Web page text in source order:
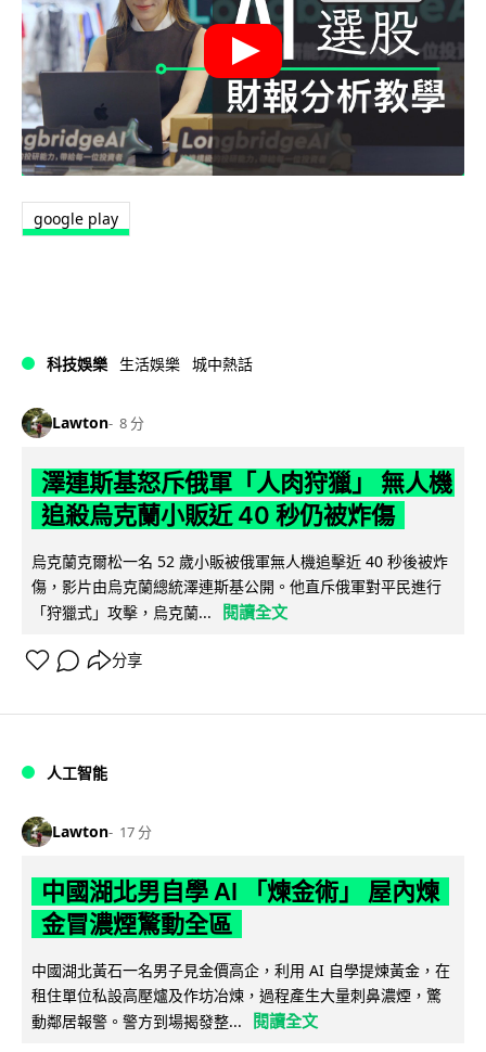
google play
科技娛樂 生活娛樂 城中熱話
Lawton 8 分
澤連斯基怒斥俄軍「人肉狩獵」 無人機
追殺烏克蘭小販近 40 秒仍被炸傷
烏克蘭克爾松一名 52 歲小販被俄軍無人機追擊近 40 秒後被炸
傷，影片由烏克蘭總統澤連斯基公開。他直斥俄軍對平民進行
「狩獵式」攻擊，烏克蘭...
閱讀全文
分享
人工智能
Lawton 17 分
中國湖北男自學 AI 「煉金術」 屋內煉
金冒濃煙驚動全區
中國湖北黃石一名男子見金價高企，利用 AI 自學提煉黃金，在
租住單位私設高壓爐及作坊冶煉，過程產生大量刺鼻濃煙，驚
動鄰居報警。警方到場揭發整...
閱讀全文